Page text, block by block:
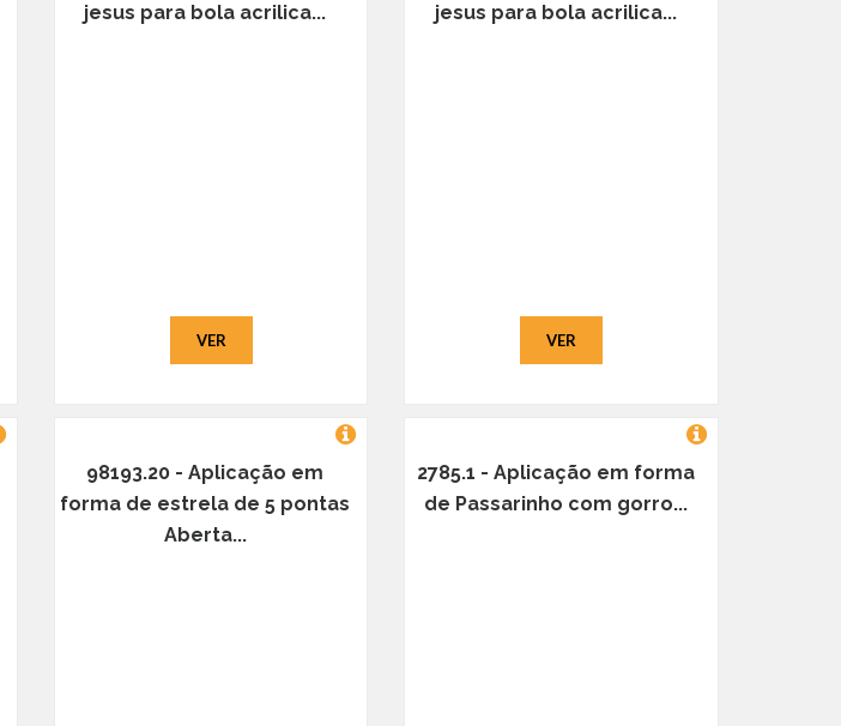
jesus para bola acrilica...
VER
jesus para bola acrilica...
VER
98193.20 - Aplicação em
forma de estrela de 5 pontas
Aberta...
2785.1 - Aplicação em forma
de Passarinho com gorro...